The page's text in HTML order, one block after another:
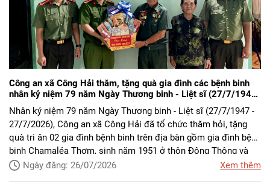
Công an xã Công Hải thăm, tặng quà gia đình các bệnh binh
nhân kỷ niệm 79 năm Ngày Thương binh - Liệt sĩ (27/7/1947
- 27/7/2026)
Nhân kỷ niệm 79 năm Ngày Thương binh - Liệt sĩ (27/7/1947 -
27/7/2026), Công an xã Công Hải đã tổ chức thăm hỏi, tặng
quà tri ân 02 gia đình bệnh binh trên địa bàn gồm gia đình bệnh
binh Chamaléa Thơm, sinh năm 1951 ở thôn Động Thông và
gia đình bệnh binh Katơr Thừa, sinh năm 1950 ở thôn Phước
Ngày đăng: 26/07/2026 Xem thêm